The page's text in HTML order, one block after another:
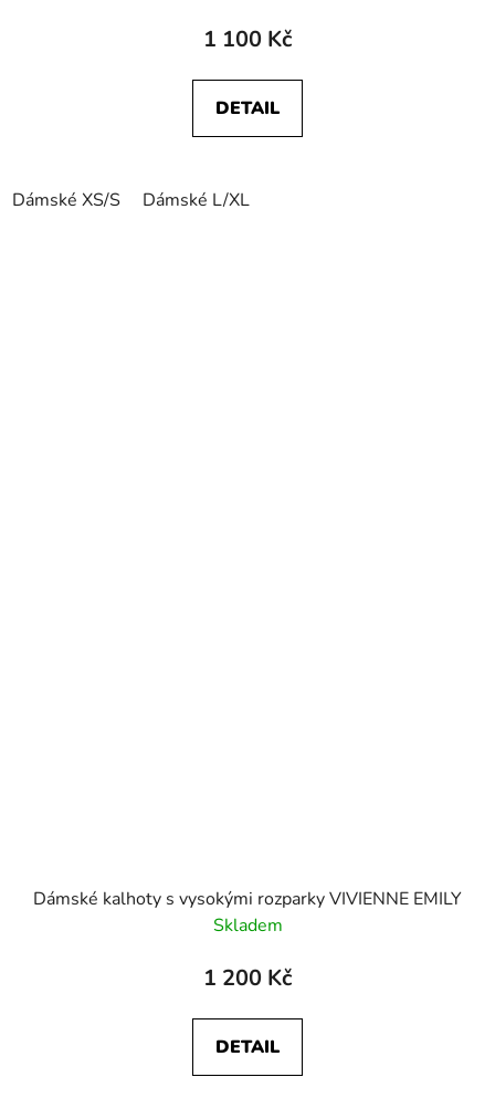
1 100 Kč
DETAIL
Dámské XS/S Dámské L/XL
Dámské kalhoty s vysokými rozparky VIVIENNE EMILY
Skladem
1 200 Kč
DETAIL